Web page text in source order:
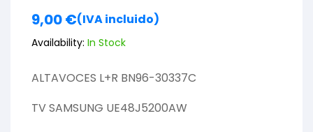
9,00€(IVA incluido)
Availability: In Stock
ALTAVOCES L+R BN96-30337C
TV SAMSUNG UE48J5200AW